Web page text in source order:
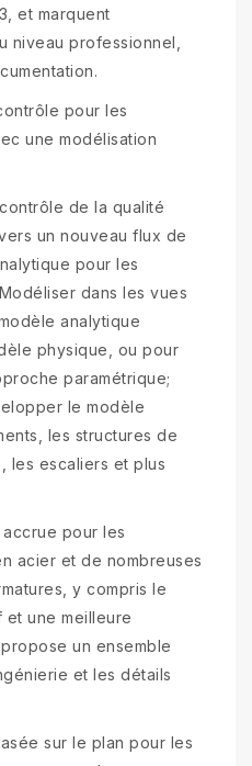
et marquent
niveau professionnel,
pour les
une modélisation
de la qualité
un nouveau flux de
pour les
dans les vues
analytique
physique, ou pour
paramétrique;
le modèle
les structures de
les escaliers et plus
pour les
acier et de nombreuses
y compris le
et une meilleure
un ensemble
et les détails
sur le plan pour les